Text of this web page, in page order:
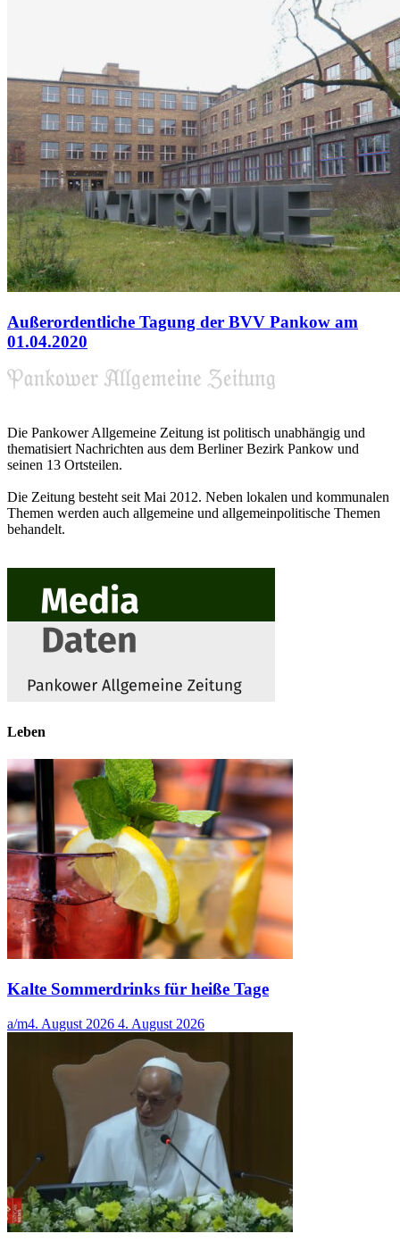
Außerordentliche Tagung der BVV Pankow am
01.04.2020
Die Pankower Allgemeine Zeitung ist politisch unabhängig und
thematisiert Nachrichten aus dem Berliner Bezirk Pankow und
seinen 13 Ortsteilen.
Die Zeitung besteht seit Mai 2012. Neben lokalen und kommunalen
Themen werden auch allgemeine und allgemeinpolitische Themen
behandelt.
Leben
Kalte Sommerdrinks für heiße Tage
a/m4. August 2026 4. August 2026